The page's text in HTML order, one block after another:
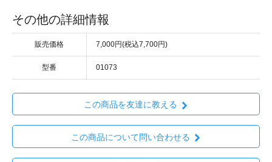
その他の詳細情報
販売価格 7,000円(税込7,700円)
型番 01073
この商品を友達に教える
この商品について問い合わせる